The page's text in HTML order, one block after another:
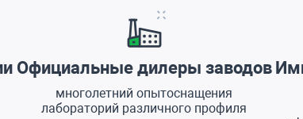
Официальные дилеры заводов
многолетний опытоснащения
лабораторий различного профиля